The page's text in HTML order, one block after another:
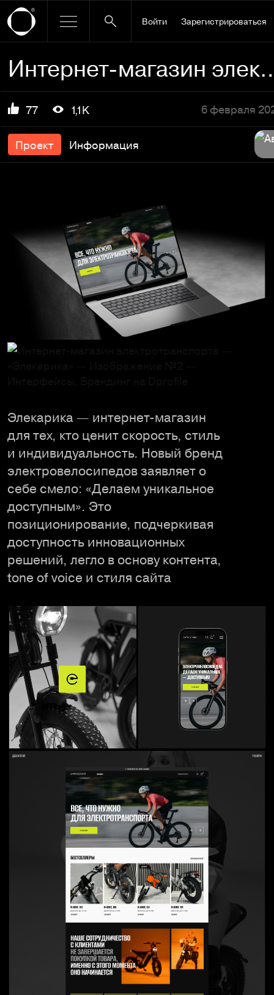
Войти Зарегистрироваться
Интернет-магазин
77 1,1K 6 февраля
Проект Информация
Элекарика — интернет-магазин
для тех, кто ценит скорость, стиль
и индивидуальность. Новый бренд
электровелосипедов заявляет о
себе смело: «Делаем уникальное
доступным». Это
позиционирование, подчеркивая
доступность инновационных
решений, легло в основу контента,
tone of voice и стиля сайта